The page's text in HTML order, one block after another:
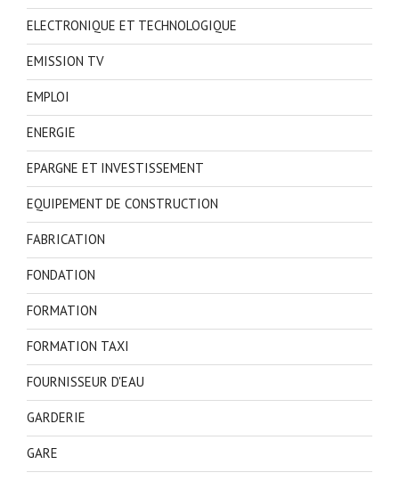
ELECTRONIQUE ET TECHNOLOGIQUE
EMISSION TV
EMPLOI
ENERGIE
EPARGNE ET INVESTISSEMENT
EQUIPEMENT DE CONSTRUCTION
FABRICATION
FONDATION
FORMATION
FORMATION TAXI
FOURNISSEUR D'EAU
GARDERIE
GARE